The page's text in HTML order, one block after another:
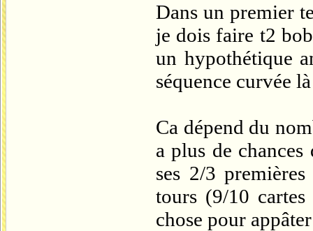
Dans un premier
je dois faire t2
un hypothétique
séquence curvée
Ca dépend du
a plus de
ses 2/3
tours (9/10
chose pour